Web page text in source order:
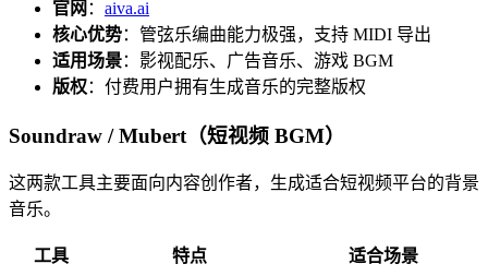
官网 ： aiva.ai
核心优势：管弦乐编曲能力极强，支持 MIDI 导出
适用场景：影视配乐、广告音乐、游戏 BGM
版权：付费用户拥有生成音乐的完整版权
Soundraw / Mubert（短视频 BGM）
这两款工具主要面向内容创作者，生成适合短视频平台的背景
音乐。
工具 特点 适合场景